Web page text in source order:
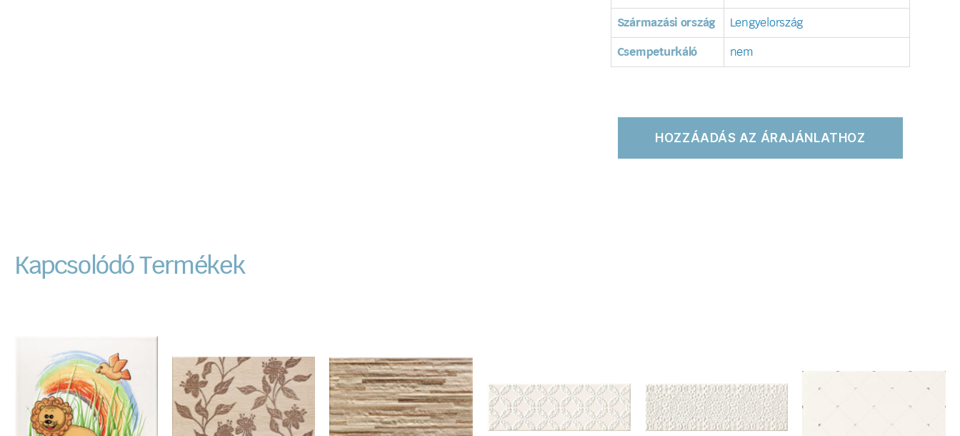
Származási ország Lengyelország
Csempeturkáló nem
HOZZÁADÁS AZ ÁRAJÁNLATHOZ
Kapcsolódó Termékek